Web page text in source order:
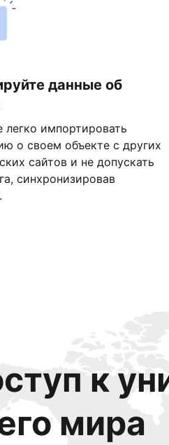
данные об
импортировать
о своем объекте с других
сайтов и не допускать
синхронизировав
к
мира